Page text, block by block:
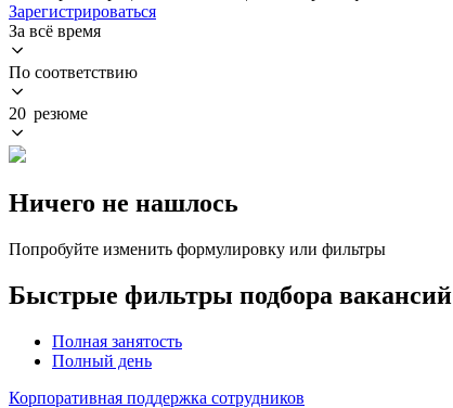
Зарегистрироваться
За всё время
По соответствию
20 резюме
Ничего не нашлось
Попробуйте изменить формулировку или фильтры
Быстрые фильтры подбора вакансий
Полная занятость
Полный день
Корпоративная поддержка сотрудников